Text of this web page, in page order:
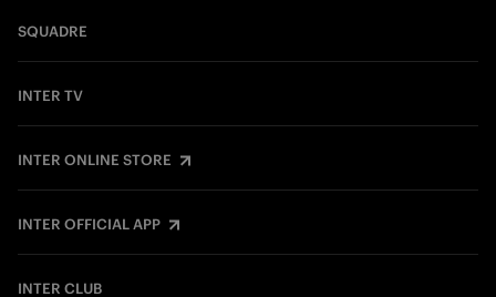
SQUADRE
INTER TV
INTER ONLINE STORE
INTER OFFICIAL APP
INTER CLUB